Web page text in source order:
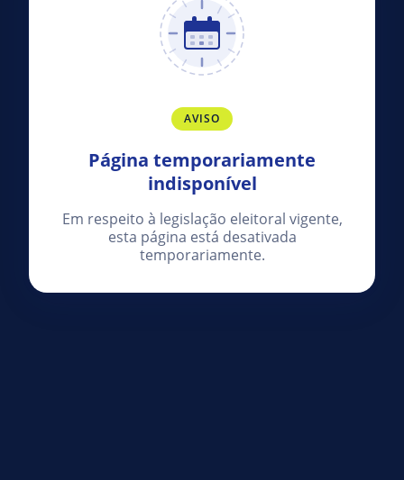
AVISO
Página temporariamente
indisponível
Em respeito à legislação eleitoral vigente,
esta página está desativada
temporariamente.